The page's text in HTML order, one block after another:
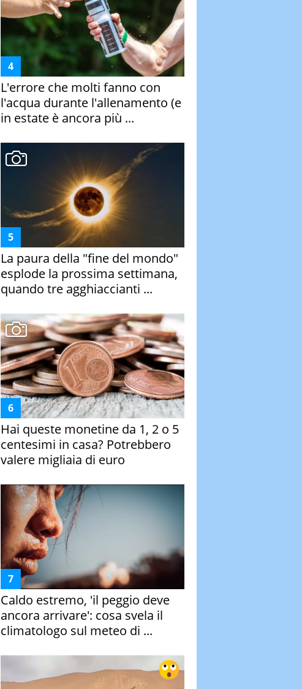
L'errore che molti fanno con
l'acqua durante l'allenamento (e
in estate è ancora più ...
La paura della "fine del mondo"
esplode la prossima settimana,
quando tre agghiaccianti ...
Hai queste monetine da 1, 2 o 5
centesimi in casa? Potrebbero
valere migliaia di euro
Caldo estremo, 'il peggio deve
ancora arrivare': cosa svela il
climatologo sul meteo di ...